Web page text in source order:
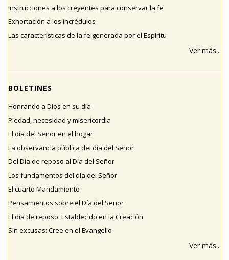
Instrucciones a los creyentes para conservar la fe
Exhortación a los incrédulos
Las características de la fe generada por el Espíritu
Ver más...
BOLETINES
Honrando a Dios en su día
Piedad, necesidad y misericordia
El día del Señor en el hogar
La observancia pública del día del Señor
Del Día de reposo al Día del Señor
Los fundamentos del día del Señor
El cuarto Mandamiento
Pensamientos sobre el Día del Señor
El día de reposo: Establecido en la Creación
Sin excusas: Cree en el Evangelio
Ver más...